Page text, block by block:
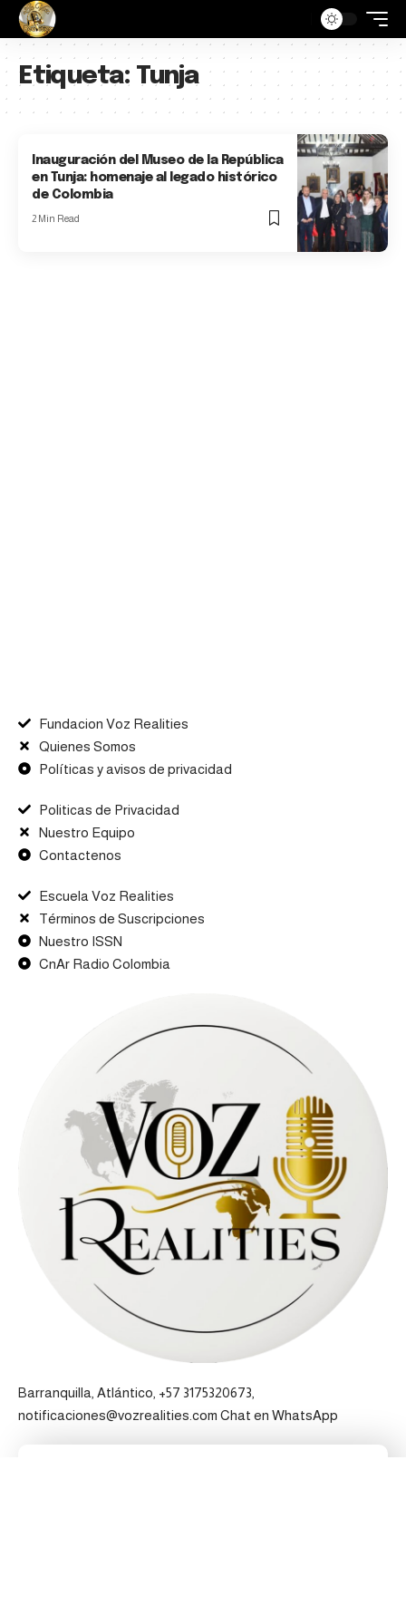
Etiqueta: Tunja
Inauguración del Museo de la República
en Tunja: homenaje al legado histórico
de Colombia
2 Min Read
Fundacion Voz Realities
Quienes Somos
Políticas y avisos de privacidad
Politicas de Privacidad
Nuestro Equipo
Contactenos
Escuela Voz Realities
Términos de Suscripciones
Nuestro ISSN
CnAr Radio Colombia
Barranquilla, Atlántico, +57 3175320673,
notificaciones@vozrealities.com Chat en WhatsApp